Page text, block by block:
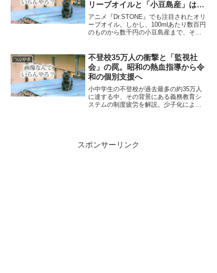
リーブオイルと「小豆島産」は何
が違う？驚きの正体を解説
アニメ『Dr.STONE』でも注目されたオリ
ーブオイル。しかし、100mlあたり数百円
のものから数千円の小豆島産まで、その
体」を徹底解明。小豆島産が高い理由
や、失敗しな...
つぶやき
不登校35万人の衝撃と「監視社
会」の罠。昭和の熱血指導から令
和の個別支援へ
小中学生の不登校が過去最多の約35万人
に達する中、その背景にある義務教育シ
ステムの制度疲労を解説。少子化による
スポンサーリンク